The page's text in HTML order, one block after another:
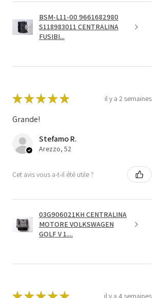
BSM-L11-00 9661682980
S118983011 CENTRALINA
FUSIBI...
★★★★★ il y a 2 semaines
Grande!
Stefamo R.
Arezzo, 52
Cet avis vous a-t-il été utile ?
03G906021KH CENTRALINA
MOTORE VOLKSWAGEN
GOLF V 1....
il y a 4 semaines